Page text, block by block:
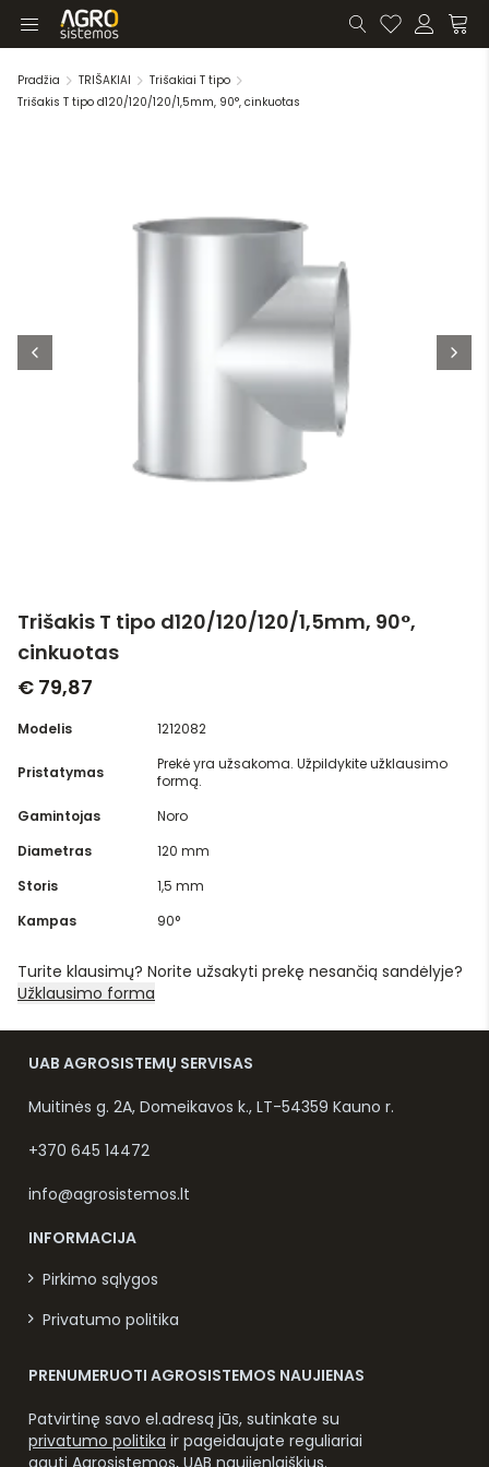
Pradžia TRIŠAKIAI
Trišakiai T tipo
Trišakis T tipo d120/120/120/1,5mm, 90°, cinkuotas
Trišakis T tipo d120/120/120/1,5mm, 90°,
cinkuotas
€ 79,87
Modelis 1212082
Pristatymas
Prekė yra užsakoma. Užpildykite užklausimo
formą.
Gamintojas
Noro
Diametras
120 mm
Storis
1,5 mm
Kampas
90°
Turite klausimų? Norite užsakyti prekę nesančią sandėlyje?
Užklausimo forma
UAB AGROSISTEMŲ SERVISAS
Muitinės g. 2A, Domeikavos k., LT-54359 Kauno r.
+370 645 14472
info@agrosistemos.lt
INFORMACIJA
Pirkimo sąlygos
Privatumo politika
PRENUMERUOTI AGROSISTEMOS NAUJIENAS
Patvirtinę savo el.adresą jūs, sutinkate su
privatumo politika ir pageidaujate reguliariai
gauti Agrosistemos, UAB naujienlaiškius.